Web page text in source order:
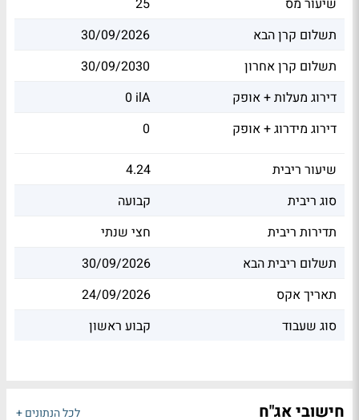
שיעור מס
25
תשלום קרן הבא
30/09/2026
תשלום קרן אחרון
30/09/2030
דירוג מעלות + אופק
0 ilA
דירוג מידרוג + אופק
0
שיעור ריבית
4.24
סוג ריבית
קבועה
תדירות ריבית
חצי שנתי
תשלום ריבית הבא
30/09/2026
תאריך אקס
24/09/2026
סוג שעבוד
קבוע ראשון
חישובי אג"ח לכל הנתונים +